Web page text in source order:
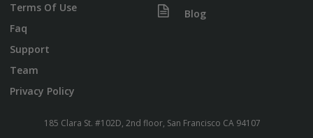
Terms Of Use
Faq
Support
Team
Privacy Policy
Blog
185 Clara St. #102D, 2nd floor, San Francisco CA 94107